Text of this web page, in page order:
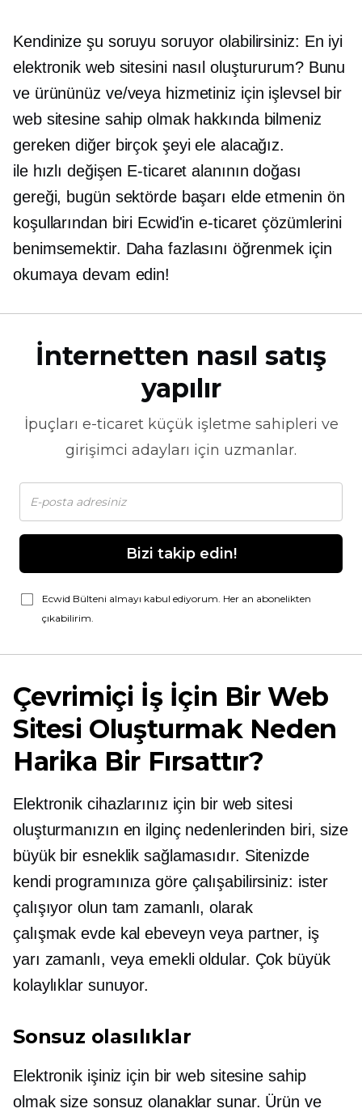
Kendinize şu soruyu soruyor olabilirsiniz: En iyi
elektronik web sitesini nasıl oluştururum? Bunu
ve ürününüz ve/veya hizmetiniz için işlevsel bir
web sitesine sahip olmak hakkında bilmeniz
gereken diğer birçok şeyi ele alacağız.
ile hızlı değişen E-ticaret alanının doğası
gereği, bugün sektörde başarı elde etmenin ön
koşullarından biri Ecwid'in e-ticaret çözümlerini
benimsemektir. Daha fazlasını öğrenmek için
okumaya devam edin!
İnternetten nasıl satış
yapılır
İpuçları e-ticaretküçük işletme sahipleri ve
girişimci adayları için uzmanlar.
Bizi takip edin!
Ecwid Bülteni almayı kabul ediyorum. Her an abonelikten
çıkabilirim.
Çevrimiçi İş İçin Bir Web
Sitesi Oluşturmak Neden
Harika Bir Fırsattır?
Elektronik cihazlarınız için bir web sitesi
oluşturmanızın en ilginç nedenlerinden biri, size
büyük bir esneklik sağlamasıdır. Sitenizde
kendi programınıza göre çalışabilirsiniz: ister
çalışıyor olun tam zamanlı, olarak
çalışmakevde kal ebeveyn veya partner, iş
yarı zamanlı, veya emekli oldular. Çok büyük
kolaylıklar sunuyor.
Sonsuz olasılıklar
Elektronik işiniz için bir web sitesine sahip
olmak size sonsuz olanaklar sunar. Ürün ve